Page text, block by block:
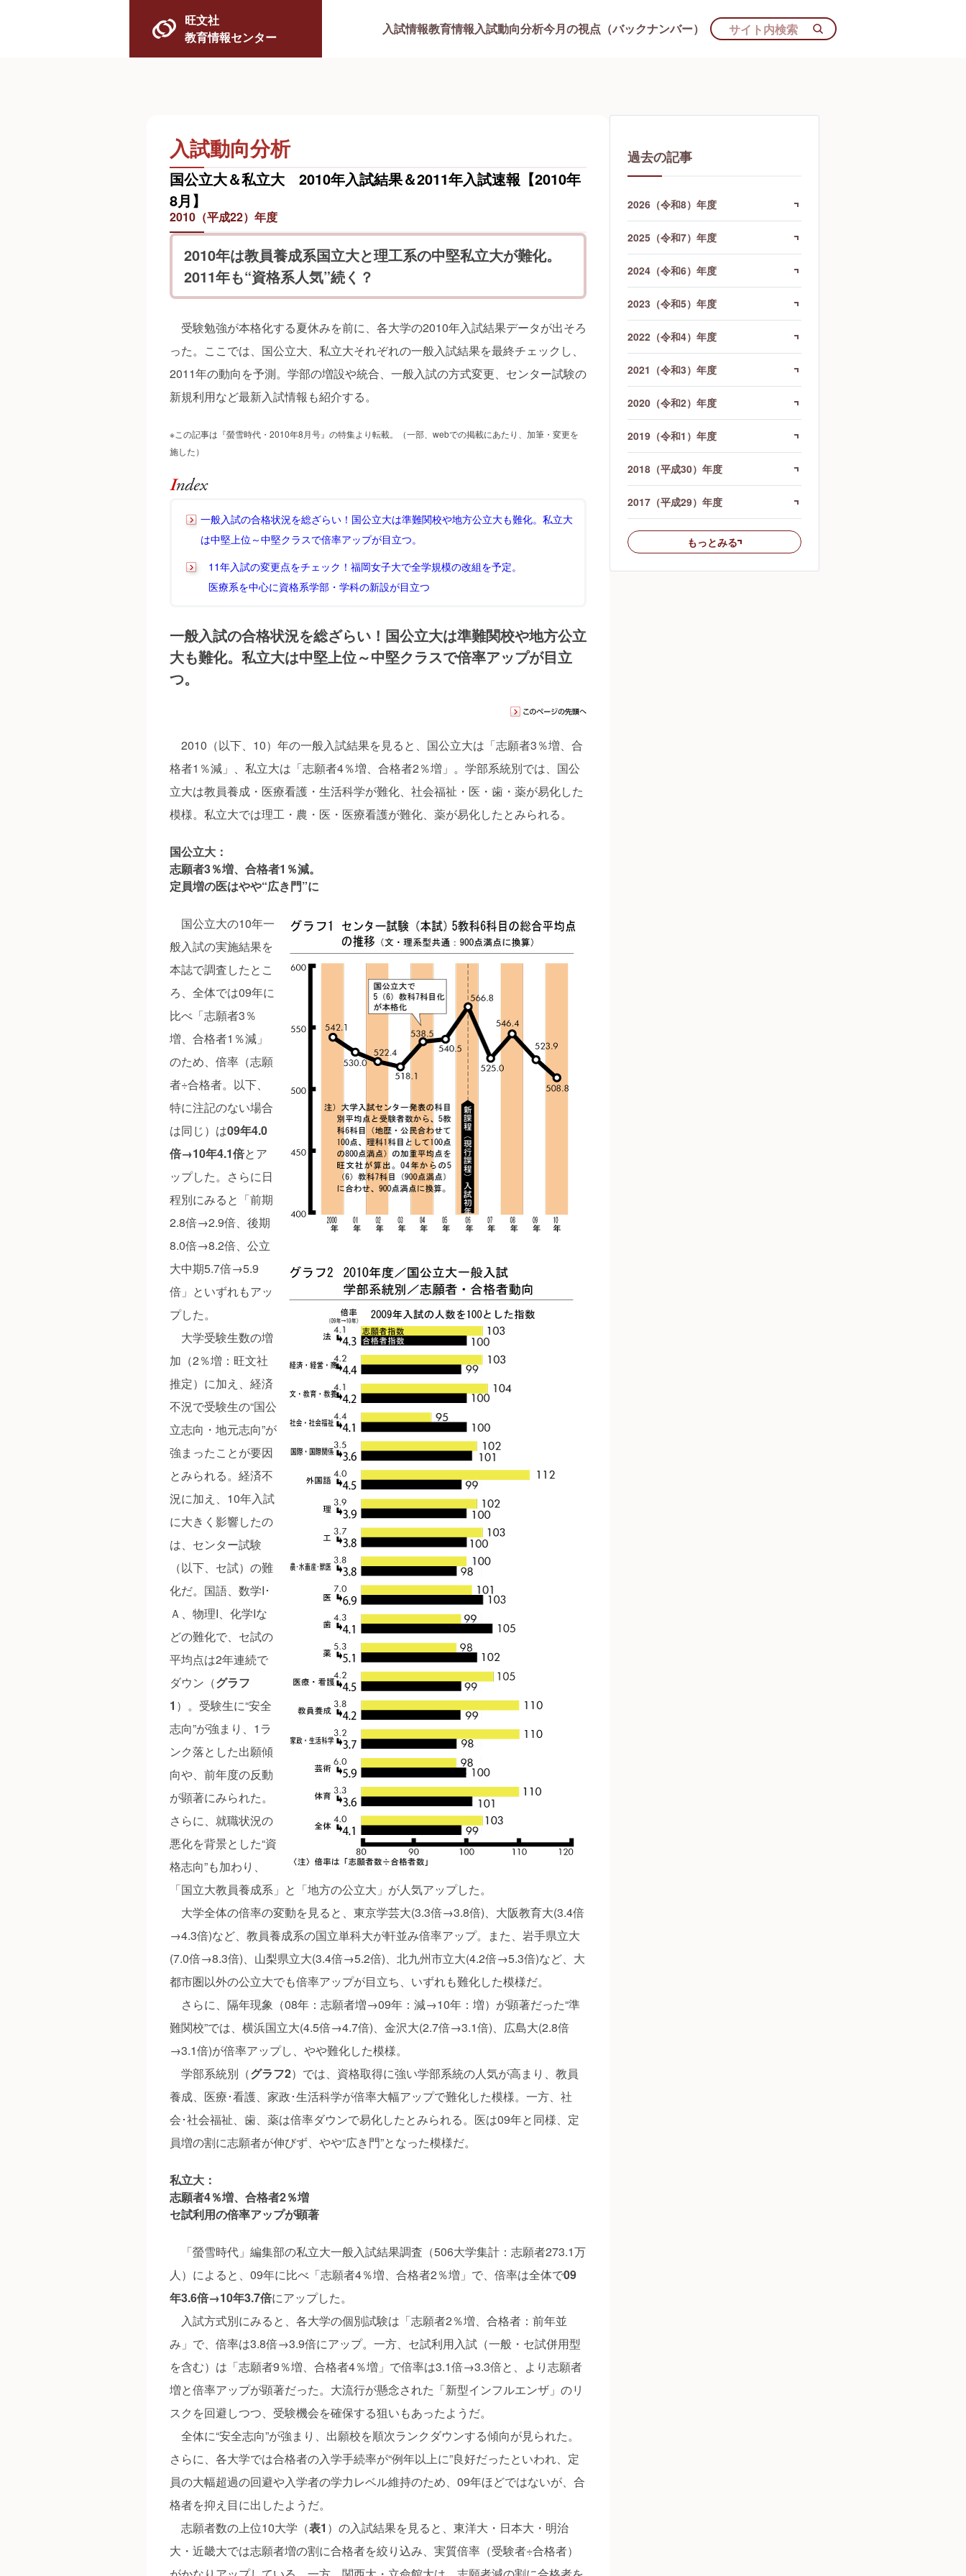
旺文社
教育情報センター
入試情報教育情報入試動向分析今月の視点（バックナンバー）
入試動向分析
国公立大＆私立大 2010年入試結果＆2011年入試速報【2010年
8月】
2010（平成22）年度
2010年は教員養成系国立大と理工系の中堅私立大が難化。
2011年も“資格系人気”続く？
受験勉強が本格化する夏休みを前に、各大学の2010年入試結果データが出そろ
った。ここでは、国公立大、私立大それぞれの一般入試結果を最終チェックし、
2011年の動向を予測。学部の増設や統合、一般入試の方式変更、センター試験の
新規利用など最新入試情報も紹介する。
※この記事は『螢雪時代・2010年8月号』の特集より転載。（一部、webでの掲載にあたり、加筆・変更を
施した）
一般入試の合格状況を総ざらい！国公立大は準難関校や地方公立大も難化。私立大
は中堅上位～中堅クラスで倍率アップが目立つ。
11年入試の変更点をチェック！福岡女子大で全学規模の改組を予定。
医療系を中心に資格系学部・学科の新設が目立つ
一般入試の合格状況を総ざらい！国公立大は準難関校や地方公立
大も難化。私立大は中堅上位～中堅クラスで倍率アップが目立
つ。
2010（以下、10）年の一般入試結果を見ると、国公立大は「志願者3％増、合
格者1％減」、私立大は「志願者4％増、合格者2％増」。学部系統別では、国公
立大は教員養成・医療看護・生活科学が難化、社会福祉・医・歯・薬が易化した
模様。私立大では理工・農・医・医療看護が難化、薬が易化したとみられる。
国公立大：
志願者3％増、合格者1％減。
定員増の医はやや“広き門”に
国公立大の10年一
般入試の実施結果を
本誌で調査したとこ
ろ、全体では09年に
比べ「志願者3％
増、合格者1％減」
のため、倍率（志願
者÷合格者。以下、
特に注記のない場合
は同じ）は09年4.0
倍→10年4.1倍とア
ップした。さらに日
程別にみると「前期
2.8倍→2.9倍、後期
8.0倍→8.2倍、公立
大中期5.7倍→5.9
倍」といずれもアッ
プした。
大学受験生数の増
加（2％増：旺文社
推定）に加え、経済
不況で受験生の“国公
立志向・地元志向”が
強まったことが要因
とみられる。経済不
況に加え、10年入試
に大きく影響したの
は、センター試験
（以下、セ試）の難
化だ。国語、数学I･
Ａ、物理I、化学Iな
どの難化で、セ試の
平均点は2年連続で
ダウン（グラフ
1 ）。受験生に“安全
志向”が強まり、1ラ
ンク落とした出願傾
向や、前年度の反動
が顕著にみられた。
さらに、就職状況の
悪化を背景とした“資
格志向”も加わり、
「国立大教員養成系」と「地方の公立大」が人気アップした。
大学全体の倍率の変動を見ると、東京学芸大(3.3倍→3.8倍)、大阪教育大(3.4倍
→4.3倍)など、教員養成系の国立単科大が軒並み倍率アップ。また、岩手県立大
(7.0倍→8.3倍)、山梨県立大(3.4倍→5.2倍)、北九州市立大(4.2倍→5.3倍)など、大
都市圏以外の公立大でも倍率アップが目立ち、いずれも難化した模様だ。
さらに、隔年現象（08年：志願者増→09年：減→10年：増）が顕著だった“準
難関校”では、横浜国立大(4.5倍→4.7倍)、金沢大(2.7倍→3.1倍)、広島大(2.8倍
→3.1倍)が倍率アップし、やや難化した模様。
学部系統別（グラフ2）では、資格取得に強い学部系統の人気が高まり、教員
養成、医療･看護、家政･生活科学が倍率大幅アップで難化した模様。一方、社
会･社会福祉、歯、薬は倍率ダウンで易化したとみられる。医は09年と同様、定
員増の割に志願者が伸びず、やや“広き門”となった模様だ。
私立大：
志願者4％増、合格者2％増
セ試利用の倍率アップが顕著
「螢雪時代」編集部の私立大一般入試結果調査（506大学集計：志願者273.1万
人）によると、09年に比べ「志願者4％増、合格者2％増」で、倍率は全体で09
年3.6倍→10年3.7倍にアップした。
入試方式別にみると、各大学の個別試験は「志願者2％増、合格者：前年並
み」で、倍率は3.8倍→3.9倍にアップ。一方、セ試利用入試（一般・セ試併用型
を含む）は「志願者9％増、合格者4％増」で倍率は3.1倍→3.3倍と、より志願者
増と倍率アップが顕著だった。大流行が懸念された「新型インフルエンザ」のリ
スクを回避しつつ、受験機会を確保する狙いもあったようだ。
全体に“安全志向”が強まり、出願校を順次ランクダウンする傾向が見られた。
さらに、各大学では合格者の入学手続率が“例年以上に”良好だったといわれ、定
員の大幅超過の回避や入学者の学力レベル維持のため、09年ほどではないが、合
格者を抑え目に出したようだ。
志願者数の上位10大学（表1 ）の入試結果を見ると、東洋大・日本大・明治
大・近畿大では志願者増の割に合格者を絞り込み、実質倍率（受験者÷合格者）
過去の記事
2026（令和8）年度
2025（令和7）年度
2024（令和6）年度
2023（令和5）年度
2022（令和4）年度
2021（令和3）年度
2020（令和2）年度
2019（令和1）年度
2018（平成30）年度
2017（平成29）年度
もっとみる